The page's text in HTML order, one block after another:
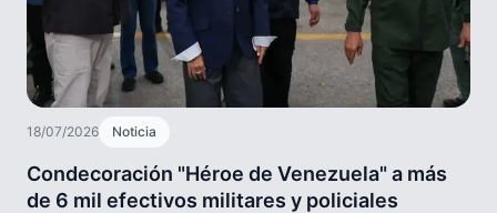
18/07/2026 Noticia
Condecoración "Héroe de Venezuela" a más
de 6 mil efectivos militares y policiales